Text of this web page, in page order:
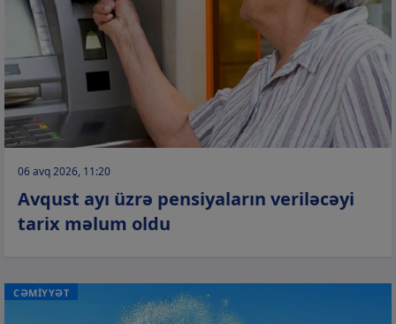
06 avq 2026, 11:20
Avqust ayı üzrə pensiyaların veriləcəyi
tarix məlum oldu
CƏMİYYƏT